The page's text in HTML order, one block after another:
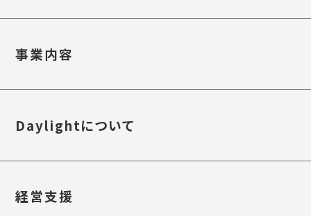
事業内容
Daylightについて
経営支援